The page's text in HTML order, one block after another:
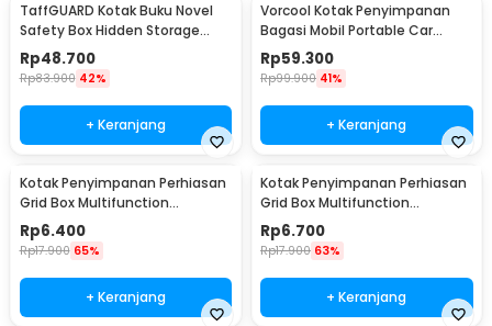
TaffGUARD Kotak Buku Novel
Safety Box Hidden Storage
Password Lock - KB-30P
Rp48.700
Rp83.900 42%
+ Keranjang
Vorcool Kotak Penyimpanan
Bagasi Mobil Portable Car
Storage Box 25 L - VL25
Rp59.300
Rp99.900 41%
+ Keranjang
Kotak Penyimpanan Perhiasan
Grid Box Multifunction
Organizer 24 Slot - J13/J24
Rp6.400
Rp17.900 65%
+ Keranjang
Kotak Penyimpanan Perhiasan
Grid Box Multifunction
Organizer 13 Slot - J13/J24
Rp6.700
Rp17.900 63%
+ Keranjang